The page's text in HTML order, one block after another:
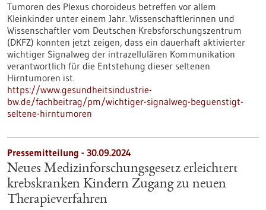
Tumoren des Plexus choroideus betreffen vor allem
Kleinkinder unter einem Jahr. Wissenschaftlerinnen und
Wissenschaftler vom Deutschen Krebsforschungszentrum
(DKFZ) konnten jetzt zeigen, dass ein dauerhaft aktivierter
wichtiger Signalweg der intrazellulären Kommunikation
verantwortlich für die Entstehung dieser seltenen
Hirntumoren ist.
https://www.gesundheitsindustrie-
bw.de/fachbeitrag/pm/wichtiger-signalweg-beguenstigt-
seltene-hirntumoren
Pressemitteilung - 30.09.2024
Neues Medizinforschungsgesetz erleichtert
krebskranken Kindern Zugang zu neuen
Therapieverfahren